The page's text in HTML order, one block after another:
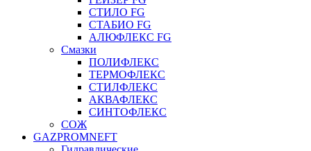
СТИЛО FG
СТАБИО FG
АЛЮФЛЕКС FG
Смазки
ПОЛИФЛЕКС
ТЕРМОФЛЕКС
СТИЛФЛЕКС
АКВАФЛЕКС
СИНТОФЛЕКС
СОЖ
GAZPROMNEFT